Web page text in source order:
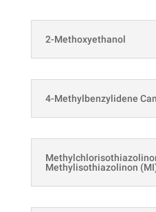
2-Methoxyethanol
4-Methylbenzylidene
Methylisothiazolinon